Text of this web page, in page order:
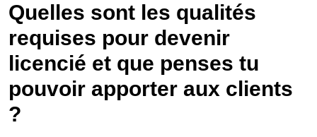
Quelles sont les qualités
requises pour devenir
licencié et que penses tu
pouvoir apporter aux clients
?